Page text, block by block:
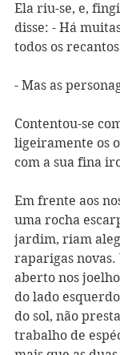
Ela riu-se, e,
disse: - Há
todos os
- Mas as
Contentou-se
ligeiramente os
com a sua fina
Em frente aos
uma rocha
jardim, riam
raparigas
aberto nos
do lado
do sol, não
trabalho de